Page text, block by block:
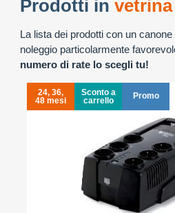
Prodotti in vetrina
La lista dei prodotti con un canone
noleggio particolarmente
numero di rate lo scegli tu!
24, 36,
48 mesi
Sconto a
carrello
Promo